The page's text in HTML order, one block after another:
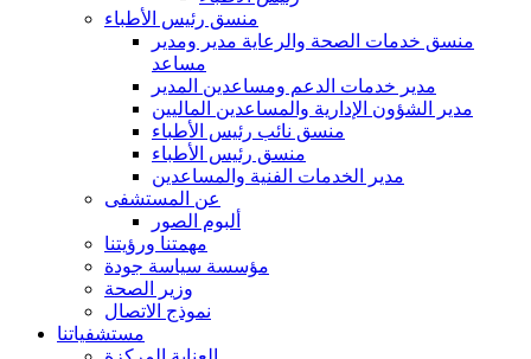
منسق رئيس الأطباء
منسق خدمات الصحة والرعاية مدير ومدير
مساعد
مدير خدمات الدعم ومساعدين المدير
مدير الشؤون الإدارية والمساعدين الماليين
منسق نائب رئيس الأطباء
منسق رئيس الأطباء
مدير الخدمات الفنية والمساعدين
عن المستشفى
ألبوم الصور
مهمتنا ورؤيتنا
مؤسسة سياسة جودة
وزير الصحة
نموذج الاتصال
مستشفياتنا